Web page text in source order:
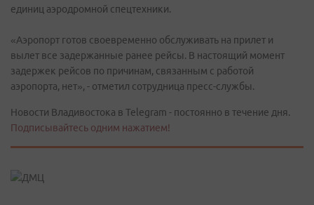
единиц аэродромной спецтехники.
«Аэропорт готов своевременно обслуживать на прилет и
вылет все задержанные ранее рейсы. В настоящий момент
задержек рейсов по причинам, связанным с работой
аэропорта, нет», - отметил сотрудница пресс-службы.
Новости Владивостока в Telegram - постоянно в течение дня.
Подписывайтесь одним нажатием!